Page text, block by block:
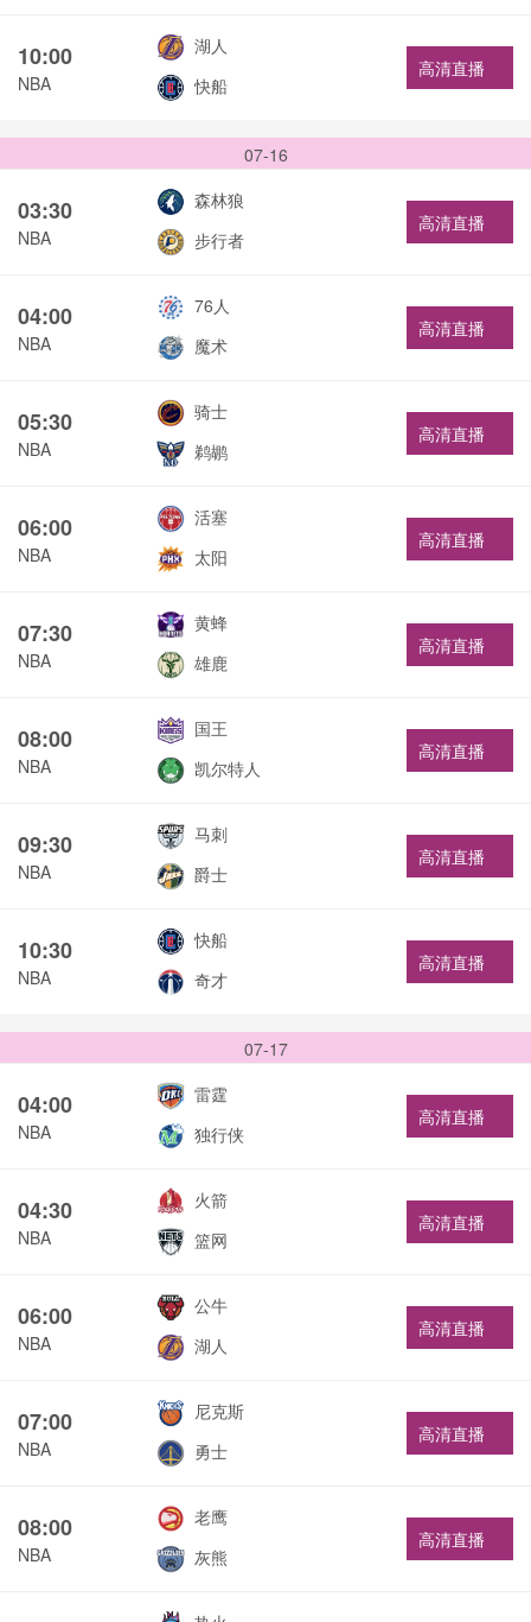
10:00
NBA
湖人
快船
高清直播
07-16
03:30
NBA
森林狼
步行者
高清直播
04:00
NBA
76人
魔术
高清直播
05:30
NBA
骑士
鹈鹕
高清直播
06:00
NBA
活塞
太阳
高清直播
07:30
NBA
黄蜂
雄鹿
高清直播
08:00
NBA
国王
凯尔特人
高清直播
09:30
NBA
马刺
爵士
高清直播
10:30
NBA
快船
奇才
高清直播
07-17
04:00
NBA
雷霆
独行侠
高清直播
04:30
NBA
火箭
篮网
高清直播
06:00
NBA
公牛
湖人
高清直播
07:00
NBA
尼克斯
勇士
高清直播
08:00
NBA
老鹰
灰熊
高清直播